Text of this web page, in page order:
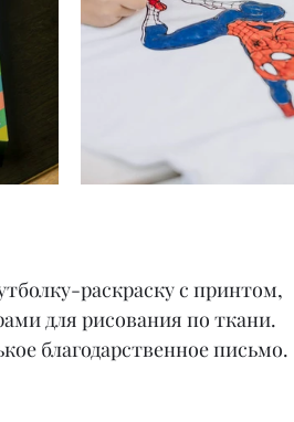
раскраску с принтом,
для рисования по ткани.
благодарственное письмо.